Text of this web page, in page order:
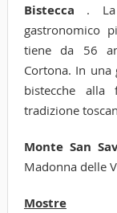
Bistecca . La
gastronomico
tiene da 56
Cortona. In
bistecche alla
tradizione
Monte San
Madonna delle
Mostre